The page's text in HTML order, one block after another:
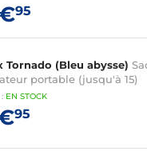
95
Tornado (Bleu abysse)
portable (jusqu'à 15)
: EN STOCK
95